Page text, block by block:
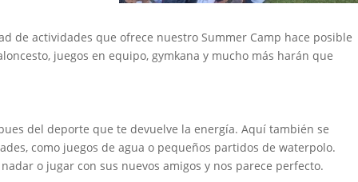
de actividades que ofrece nuestro Summer Camp hace posible
juegos en equipo, gymkana y mucho más harán que
del deporte que te devuelve la energía. Aquí también se
como juegos de agua o pequeños partidos de waterpolo.
o jugar con sus nuevos amigos y nos parece perfecto.